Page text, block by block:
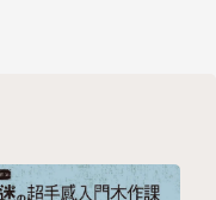
六十甲子籤
的特殊解籤
作法
叫合